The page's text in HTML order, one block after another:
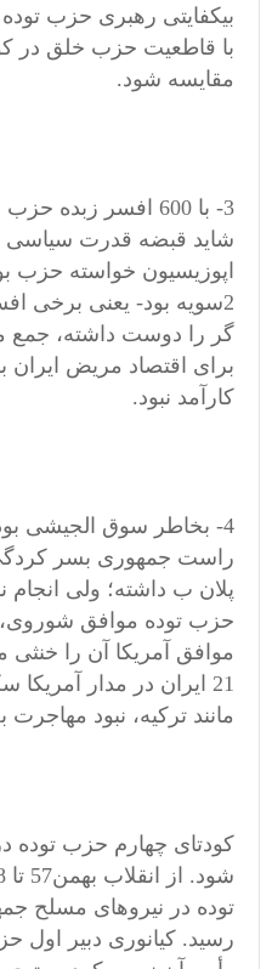
مقایسه شود.
3- با 600 افسر
شاید قبضه قدرت سیاسی
اپوزیسیون خواسته حزب
2سویه بود- یعنی برخی
گر را دوست داشته، جمع
برای اقتصاد مریض ایران
کارآمد نبود.
4- بخاطر سوق الجیشی
راست جمهوری بسر کردگی
پلان ب داشته؛ ولی انجام
حزب توده موافق
موافق آمریکا آن را
21 ایران در مدار
مانند ترکیه، نبود
رسید. کیانوری دبیر اول